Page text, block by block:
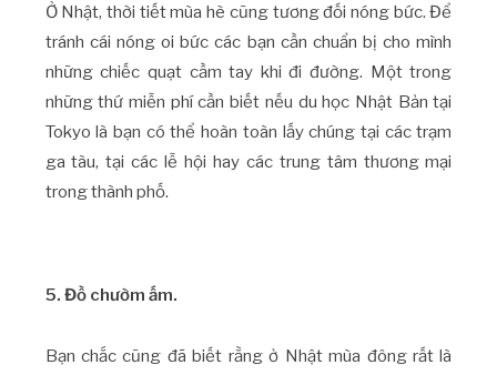
Ở Nhật, thời tiết mùa hè cũng tương đối nóng bức. Để
tránh cái nóng oi bức các bạn cần chuẩn bị cho mình
những chiếc quạt cầm tay khi đi đường. Một trong
những thứ miễn phí cần biết nếu du học Nhật Bản tại
Tokyo là bạn có thể hoàn toàn lấy chúng tại các trạm
ga tàu, tại các lễ hội hay các trung tâm thương mại
trong thành phố.
5. Đồ chườm ấm.
Bạn chắc cũng đã biết rằng ở Nhật mùa đông rất là